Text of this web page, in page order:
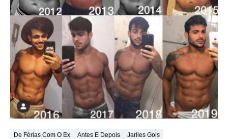
De Férias Com O Ex Antes E Depois
Jarlles Gois